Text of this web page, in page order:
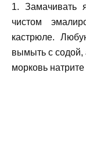
1. Замачивать
чистом
кастрюле.
вымыть с содой,
морковь